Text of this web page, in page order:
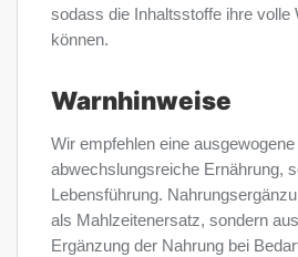
sodass die Inhaltsstoffe ihre volle
können.
Warnhinweise
Wir empfehlen eine ausgewogene
abwechslungsreiche Ernährung,
Lebensführung.
als Mahlzeitenersatz, sondern
Ergänzung der Nahrung bei